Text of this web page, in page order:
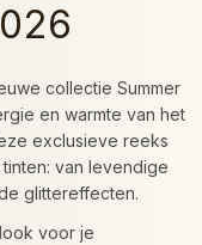
collectie Summer
en warmte van het
exclusieve reeks
van levendige
glittereffecten.
voor je